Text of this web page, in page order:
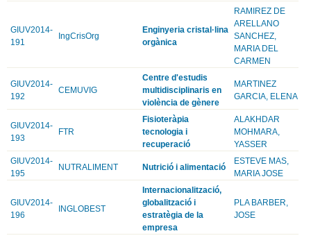
GIUV2014-
191
IngCrisOrg
Enginyeria cristal·lina
orgànica
RAMIREZ DE
ARELLANO
SANCHEZ,
MARIA DEL
CARMEN
GIUV2014-
192
CEMUVIG
Centre d'estudis
multidisciplinaris en
violència de gènere
MARTINEZ
GARCIA, ELENA
GIUV2014-
193
FTR
Fisioteràpia
tecnologia i
recuperació
ALAKHDAR
MOHMARA,
YASSER
GIUV2014-
195
NUTRALIMENT Nutrició i alimentació
ESTEVE MAS,
MARIA JOSE
GIUV2014-
196
INGLOBEST
Internacionalització,
globalització i
estratègia de la
empresa
PLA BARBER,
JOSE